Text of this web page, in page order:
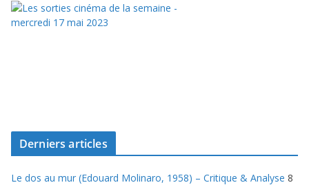
Derniers articles
Le dos au mur (Edouard Molinaro, 1958) – Critique & Analyse 8